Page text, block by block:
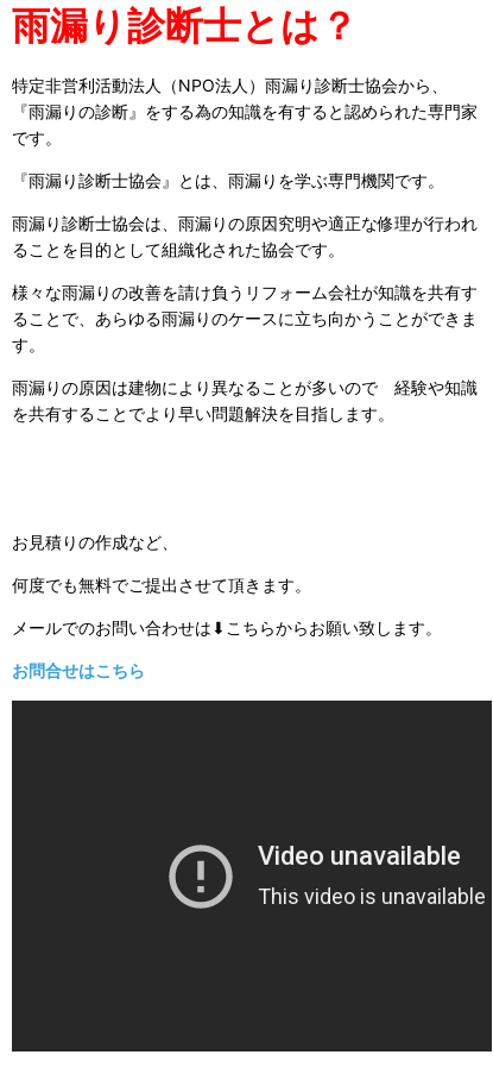
雨漏り診断士とは？
特定非営利活動法人（NPO法人）雨漏り診断士協会から、
『雨漏りの診断』をする為の知識を有すると認められた専門家
です。
『雨漏り診断士協会』とは、雨漏りを学ぶ専門機関です。
雨漏り診断士協会は、雨漏りの原因究明や適正な修理が行われ
ることを目的として組織化された協会です。
様々な雨漏りの改善を請け負うリフォーム会社が知識を共有す
ることで、あらゆる雨漏りのケースに立ち向かうことができま
す。
雨漏りの原因は建物により異なることが多いので 経験や知識
を共有することでより早い問題解決を目指します。
お見積りの作成など、
何度でも無料でご提出させて頂きます。
メールでのお問い合わせは⬇こちらからお願い致します。
お問合せはこちら